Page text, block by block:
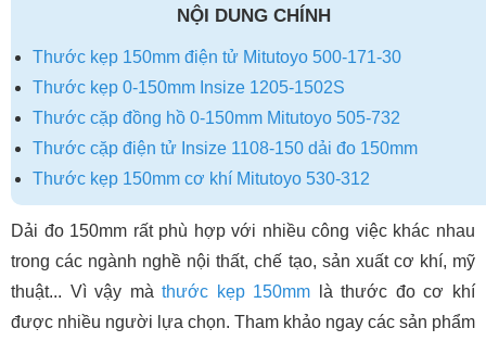
NỘI DUNG CHÍNH
Thước kẹp 150mm điện tử Mitutoyo 500-171-30
Thước kẹp 0-150mm Insize 1205-1502S
Thước cặp đồng hồ 0-150mm Mitutoyo 505-732
Thước cặp điện tử Insize 1108-150 dải đo 150mm
Thước kẹp 150mm cơ khí Mitutoyo 530-312
Dải đo 150mm rất phù hợp với nhiều công việc khác nhau
trong các ngành nghề nội thất, chế tạo, sản xuất cơ khí, mỹ
thuật... Vì vậy màthước kẹp 150mm là thước đo cơ khí
được nhiều người lựa chọn. Tham khảo ngay các sản phẩm